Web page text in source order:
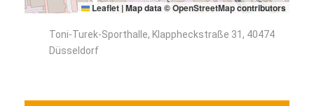
Leaflet |Map data ©OpenStreetMapcontributors
Toni-Turek-Sporthalle, Klappheckstraße 31, 40474
Düsseldorf